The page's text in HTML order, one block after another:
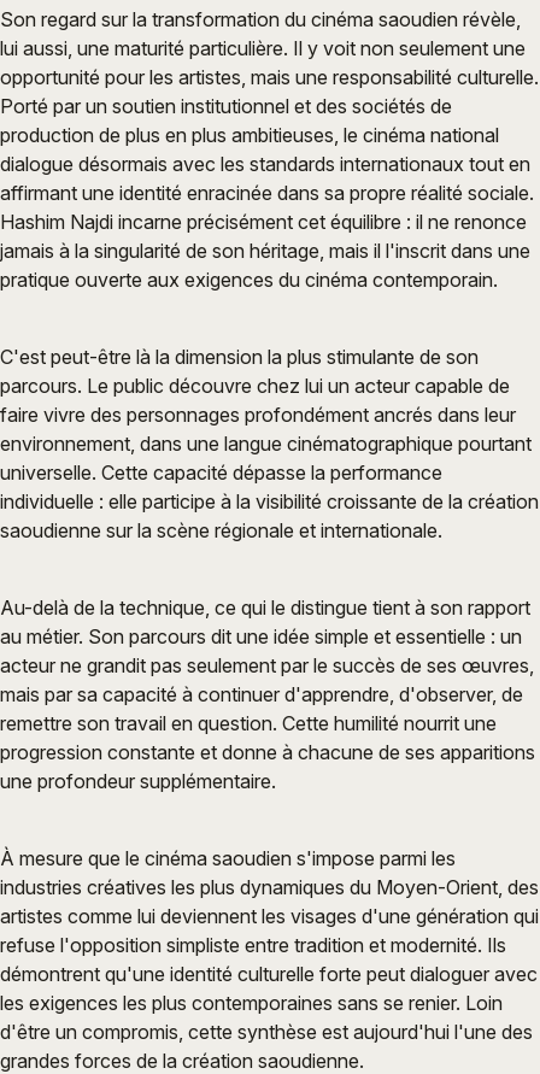
Son regard sur la transformation du cinéma saoudien révèle,
lui aussi, une maturité particulière. Il y voit non seulement une
opportunité pour les artistes, mais une responsabilité culturelle.
Porté par un soutien institutionnel et des sociétés de
production de plus en plus ambitieuses, le cinéma national
dialogue désormais avec les standards internationaux tout en
affirmant une identité enracinée dans sa propre réalité sociale.
Hashim Najdi incarne précisément cet équilibre : il ne renonce
jamais à la singularité de son héritage, mais il l'inscrit dans une
pratique ouverte aux exigences du cinéma contemporain.
C'est peut-être là la dimension la plus stimulante de son
parcours. Le public découvre chez lui un acteur capable de
faire vivre des personnages profondément ancrés dans leur
environnement, dans une langue cinématographique pourtant
universelle. Cette capacité dépasse la performance
individuelle : elle participe à la visibilité croissante de la création
saoudienne sur la scène régionale et internationale.
Au-delà de la technique, ce qui le distingue tient à son rapport
au métier. Son parcours dit une idée simple et essentielle : un
acteur ne grandit pas seulement par le succès de ses œuvres,
mais par sa capacité à continuer d'apprendre, d'observer, de
remettre son travail en question. Cette humilité nourrit une
progression constante et donne à chacune de ses apparitions
une profondeur supplémentaire.
À mesure que le cinéma saoudien s'impose parmi les
industries créatives les plus dynamiques du Moyen-Orient, des
artistes comme lui deviennent les visages d'une génération qui
refuse l'opposition simpliste entre tradition et modernité. Ils
démontrent qu'une identité culturelle forte peut dialoguer avec
les exigences les plus contemporaines sans se renier. Loin
d'être un compromis, cette synthèse est aujourd'hui l'une des
grandes forces de la création saoudienne.